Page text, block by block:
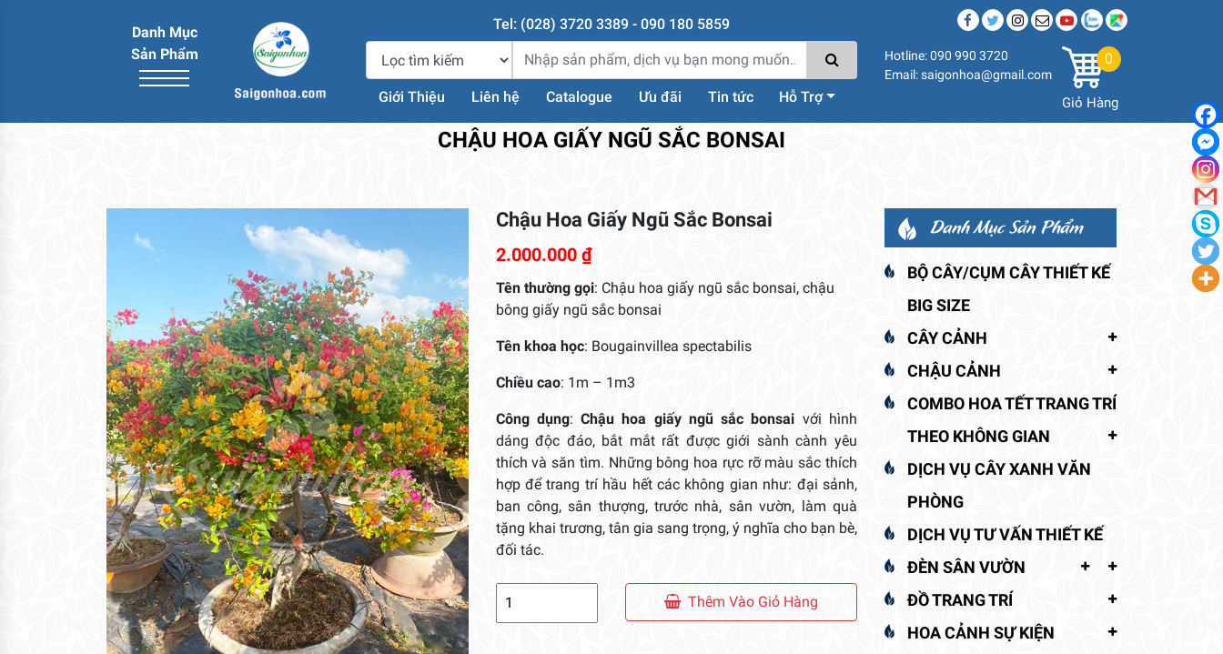
Danh Mục
Sản Phẩm
Tel: (028) 3720 3389 - 090 180 5859
Giới Thiệu Liên hệ Catalogue Ưu đãi Tin tức Hỗ Trợ
Hotline: 090 990 3720
Email: saigonhoa@gmail.com
0
Giỏ Hàng
CHẬU HOA GIẤY NGŨ SẮC BONSAI
Chậu Hoa Giấy Ngũ Sắc Bonsai
2.000.000 ₫
Tên thường gọi: Chậu hoa giấy ngũ sắc bonsai, chậu
bông giấy ngũ sắc bonsai
Tên khoa học: Bougainvillea spectabilis
Chiều cao: 1m – 1m3
Công dụng:Chậu hoa giấy ngũ sắc bonsai với hình
dáng độc đáo, bắt mắt rất được giới sành cành yêu
thích và săn tìm. Những bông hoa rực rỡ màu sắc thích
hợp để trang trí hầu hết các không gian như: đại sảnh,
ban công, sân thượng, trước nhà, sân vườn, làm quà
tặng khai trương, tân gia sang trọng, ý nghĩa cho bạn bè,
đối tác.
Thêm Vào Giỏ Hàng
Danh Mục Sản Phẩm
BỘ CÂY/CỤM CÂY THIẾT KẾ
BIG SIZE
CÂY CẢNH
CHẬU CẢNH
COMBO HOA TẾT TRANG TRÍ
THEO KHÔNG GIAN
DỊCH VỤ CÂY XANH VĂN
PHÒNG
DỊCH VỤ TƯ VẤN THIẾT KẾ
ĐÈN SÂN VƯỜN
ĐỒ TRANG TRÍ
HOA CẢNH SỰ KIỆN